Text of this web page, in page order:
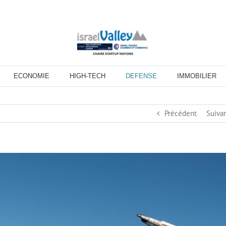
ECONOMIE HIGH-TECH DEFENSE IMMOBILIER
Précédent